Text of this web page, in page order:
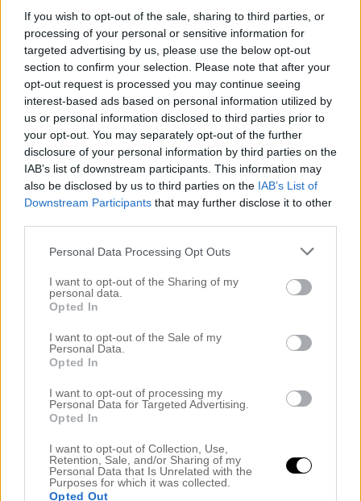
If you wish to opt-out of the sale, sharing to third parties, or
processing of your personal or sensitive information for
targeted advertising by us, please use the below opt-out
section to confirm your selection. Please note that after your
opt-out request is processed you may continue seeing
interest-based ads based on personal information utilized by
us or personal information disclosed to third parties prior to
your opt-out. You may separately opt-out of the further
disclosure of your personal information by third parties on the
IAB’s list of downstream participants. This information may
also be disclosed by us to third parties on the IAB’s List of
Downstream Participants that may further disclose it to other
Personal Data Processing Opt Outs
I want to opt-out of the Sharing of my
personal data.
Opted In
I want to opt-out of the Sale of my
Personal Data.
Opted In
I want to opt-out of processing my
Personal Data for Targeted Advertising.
Opted In
I want to opt-out of Collection, Use,
Retention, Sale, and/or Sharing of my
Personal Data that Is Unrelated with the
Purposes for which it was collected.
Opted Out
DAGARNA.
Jag är helt snurrig på dagarna idag. Är
övertygad om att det är söndag och trots att
jag påminner mig själv flera gånger om att
det är lördag vill hjärnan likväl ha söndag och
programmerar om sig igen. Söndag. Kan bero
på att jag sovit över elva timmar inatt –[…]
Read More…
HELGLEDIGHETEN!
Gräddig carbonara i skål, skönaste
tossorna på fötterna, mannens mjukisbyxor,
en pigg Buse, flickor som sover utslagna i soffa
och säng, mörkret som lagt sig som en blöt filt
utanför och i skafferiet ett stort Marabou Japp
(och möjligtvis ett med Oreo[…]